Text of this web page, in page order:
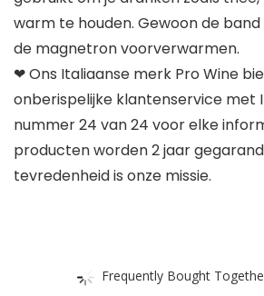
warm te houden. Gewoon de
de magnetron voorverwarmen.
❤ Ons Italiaanse merk Pro Wine
onberispelijke klantenservice met
nummer 24 van 24 voor elke
producten worden 2 jaar
tevredenheid is onze missie.
Frequently Bought